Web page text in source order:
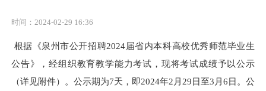
时间：2024-02-29 16:36
根据 《泉州市公开招聘2024届省内本科高校优秀师范毕业生
公告》
，经组织教育教学能力考试，现将考试成绩予以公示
（详见附件）。 公示期为7天，即2024年2月29日至3月6日。公